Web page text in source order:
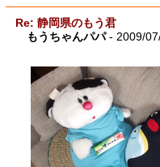
Re: 静岡県のもう君
もうちゃんパパ- 2009/